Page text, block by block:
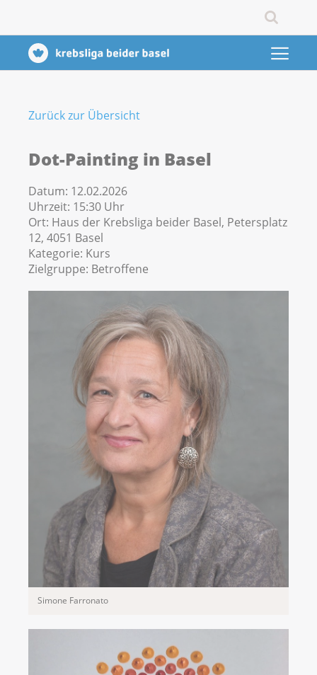
Zurück zur Übersicht
Dot-Painting in Basel
Datum: 12.02.2026
Uhrzeit: 15:30 Uhr
Ort: Haus der Krebsliga beider Basel, Petersplatz
12, 4051 Basel
Kategorie: Kurs
Zielgruppe: Betroffene
Simone Farronato